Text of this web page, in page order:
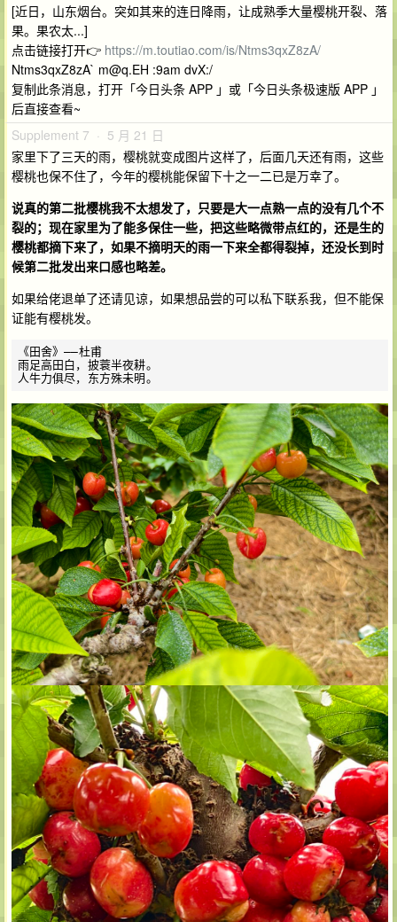
[近日，山东烟台。突如其来的连日降雨，让成熟季大量樱桃开裂、落
果。果农太...]
点击链接打开👉 https://m.toutiao.com/is/Ntms3qxZ8zA/
Ntms3qxZ8zA` m@q.EH :9am dvX:/
复制此条消息，打开「今日头条 APP 」或「今日头条极速版 APP 」
后直接查看~
Supplement 7 · 5 月 21 日
家里下了三天的雨，樱桃就变成图片这样了，后面几天还有雨，这些
樱桃也保不住了，今年的樱桃能保留下十之一二已是万幸了。
说真的第二批樱桃我不太想发了，只要是大一点熟一点的没有几个不
裂的；现在家里为了能多保住一些，把这些略微带点红的，还是生的
樱桃都摘下来了，如果不摘明天的雨一下来全都得裂掉，还没长到时
候第二批发出来口感也略差。
如果给佬退单了还请见谅，如果想品尝的可以私下联系我，但不能保
证能有樱桃发。
《田舍》——杜甫
雨足高田白，披蓑半夜耕。